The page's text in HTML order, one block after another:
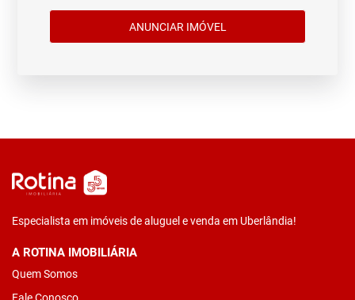
ANUNCIAR IMÓVEL
Especialista em imóveis de aluguel e venda em Uberlândia!
A ROTINA IMOBILIÁRIA
Quem Somos